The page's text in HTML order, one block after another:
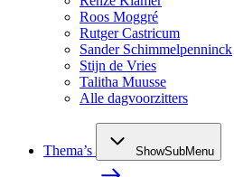
Roos Moggré
Rutger Castricum
Sander Schimmelpenninck
Stijn de Vries
Talitha Muusse
Alle dagvoorzitters
Thema’s ShowSubMenu